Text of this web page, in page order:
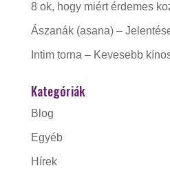
8 ok, hogy miért érdemes
Ászanák (asana) –
Intim torna – Kevesebb
Kategóriák
Blog
Egyéb
Hírek